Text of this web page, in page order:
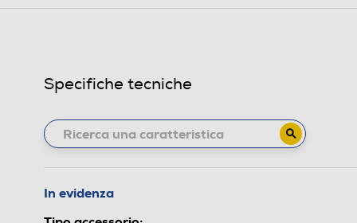
Specifiche tecniche
In evidenza